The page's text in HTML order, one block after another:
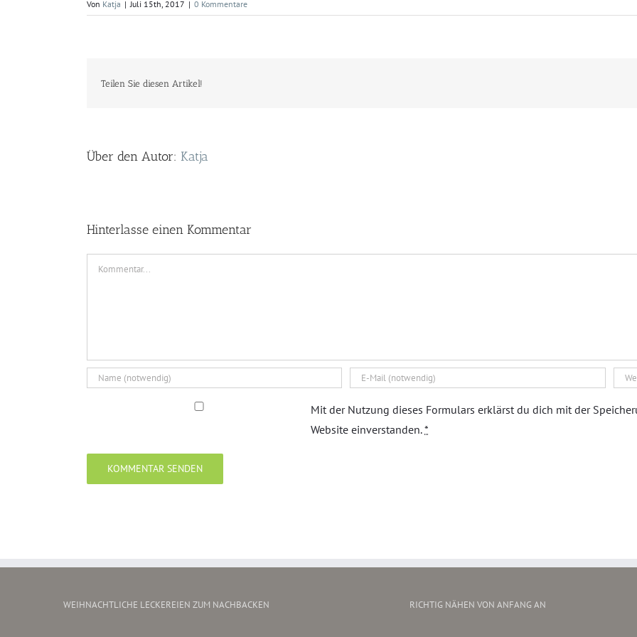
Von Katja | Juli 15th, 2017 | 0 Kommentare
Teilen Sie diesen Artikel!
Über den Autor: Katja
Hinterlasse einen Kommentar
Kommentar
Mit der Nutzung dieses Formulars erklärst du dich mit der
Website einverstanden.*
WEIHNACHTLICHE LECKEREIEN ZUM NACHBACKEN RICHTIG NÄHEN VON ANFANG AN